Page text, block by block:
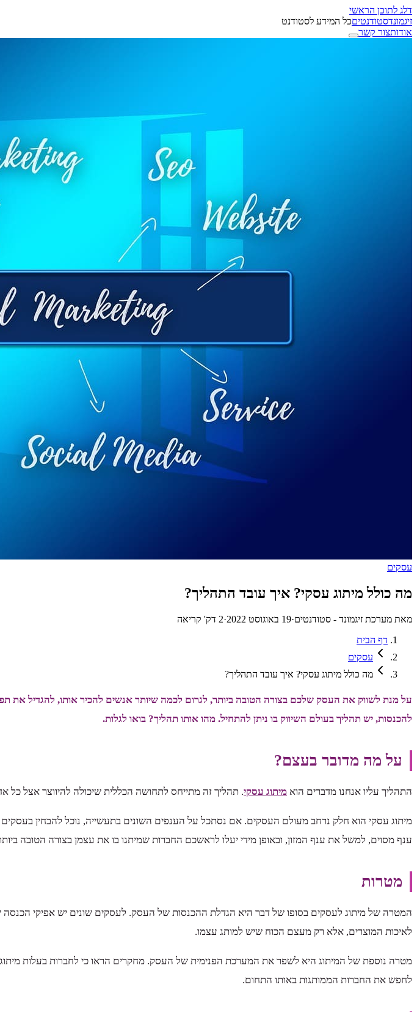
דלג לתוכן הראשי
זיגמונדסטודנטיםכל המידע לסטודנט
אודותצור קשר
עסקים
מה כולל מיתוג עסקי? איך עובד התהליך?
מאת מערכת זיגמונד - סטודנטים·19 באוגוסט 2022 ·
2 דק' קריאה
דף הבית
עסקים
מה כולל מיתוג עסקי? איך עובד התהליך?
על מנת לשווק את העסק שלכם בצורה הטובה ביותר, לגרום לכמה שיותר אנשים להכיר אותו, להגדיל את
להכנסות, יש תהליך בעולם השיווק בו ניתן להתחיל. מהו אותו תהליך? בואו לגלות.
על מה מדובר בעצם?
התהליך עליו אנחנו מדברים הוא מיתוג עסקי. תהליך זה מתייחס לתחושה הכללית שיכולה להיווצר אצל
מיתוג עסקי הוא חלק נרחב מעולם העסקים. אם נסתכל על הענפים השונים בתעשייה, נוכל להבחין
ענף מסוים, למשל את ענף המזון, ובאופן מידי יעלו לראשכם החברות שמיתגו בו את עצמן בצורה הטובה
מטרות
המטרה של מיתוג לעסקים בסופו של דבר היא הגדלת ההכנסות של העסק. לעסקים שונים יש אפיקי
לאיכות המוצרים, אלא רק מעצם הכוח שיש למותג עצמו.
מטרה נוספת של המיתוג היא לשפר את המערכת הפנימית של העסק. מחקרים הראו כי לחברות בעלות
לחפש את החברות הממותגות באותו התחום.